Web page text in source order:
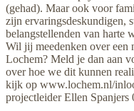
(gehad). Maar ook voor
zijn ervaringsdeskundigen,
belangstellenden van harte
Wil jij meedenken over een
Lochem? Meld je dan aan
over hoe we dit kunnen
kijk op www.lochem.nl/
projectleider Ellen Spanjers